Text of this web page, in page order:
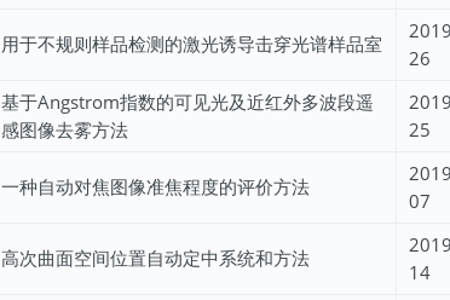
用于不规则样品检测的激光诱导击穿光谱样品室
26
基于Angstrom指数的可见光及近红外多波段遥
感图像去雾方法
25
一种自动对焦图像准焦程度的评价方法
07
高次曲面空间位置自动定中系统和方法
14